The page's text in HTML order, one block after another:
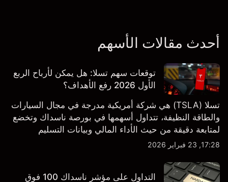
أحدث مقالات الأسهم
توقعات سهم تسلا: هل يمكن لأرباح الربع
الأول 2026 رفع الأهداف؟
تسلا (TSLA) هي شركة أمريكية مدرجة في مجال السيارات
والطاقة النظيفة، تتداول أسهمها في بورصة ناسداك وتخضع
لمتابعة دقيقة من حيث الأداء المالي وبيانات التسليم
والتطورات في التكنولوجيا والتصنيع. استكشف أهداف أسعار
17:28, 23 فبراير 2026
التداول على مؤشر ناسداك 100 فوق